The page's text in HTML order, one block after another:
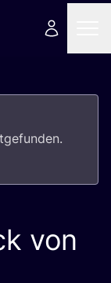
von